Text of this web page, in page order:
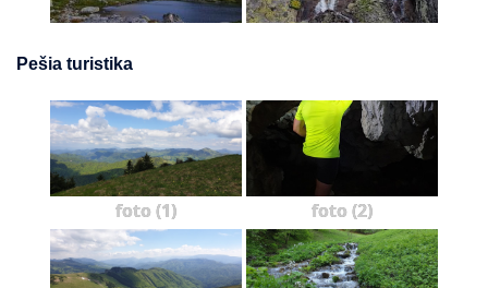
Pešia turistika
foto (1) foto (2)